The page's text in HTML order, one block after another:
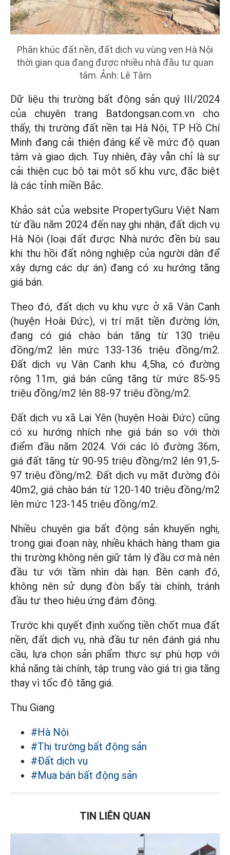
Phân khúc đất nền, đất dịch vụ vùng ven Hà Nội
thời gian qua đang được nhiều nhà đầu tư quan
tâm. Ảnh: Lê Tâm
Dữ liệu thị trường bất động sản quý III/2024
của chuyên trang Batdongsan.com.vn cho
thấy, thị trường đất nền tại Hà Nội, TP Hồ Chí
Minh đang cải thiện đáng kể về mức độ quan
tâm và giao dịch. Tuy nhiên, đây vẫn chỉ là sự
cải thiện cục bộ tại một số khu vực, đặc biệt
là các tỉnh miền Bắc.
Khảo sát của website PropertyGuru Việt Nam
từ đầu năm 2024 đến nay ghi nhận, đất dịch vụ
Hà Nội (loại đất được Nhà nước đền bù sau
khi thu hồi đất nông nghiệp của người dân để
xây dựng các dự án) đang có xu hướng tăng
giá bán.
Theo đó, đất dịch vụ khu vực ở xã Vân Canh
(huyện Hoài Đức), vị trí mặt tiền đường lớn,
đang có giá chào bán tăng từ 130 triệu
đồng/m2 lên mức 133-136 triệu đồng/m2.
Đất dịch vụ Vân Canh khu 4,5ha, có đường
rộng 11m, giá bán cũng tăng từ mức 85-95
triệu đồng/m2 lên 88-97 triệu đồng/m2.
Đất dịch vụ xã Lại Yên (huyện Hoài Đức) cũng
có xu hướng nhích nhẹ giá bán so với thời
điểm đầu năm 2024. Với các lô đường 36m,
giá đất tăng từ 90-95 triệu đồng/m2 lên 91,5-
97 triệu đồng/m2. Đất dịch vụ mặt đường đôi
40m2, giá chào bán từ 120-140 triệu đồng/m2
lên mức 123-145 triệu đồng/m2.
Nhiều chuyên gia bất động sản khuyến nghị,
trong giai đoạn này, nhiều khách hàng tham gia
thị trường không nên giữ tâm lý đầu cơ mà nên
đầu tư với tầm nhìn dài hạn. Bên cạnh đó,
không nên sử dụng đòn bẩy tài chính, tránh
đầu tư theo hiệu ứng đám đông.
Trước khi quyết định xuống tiền chốt mua đất
nền, đất dịch vụ, nhà đầu tư nên đánh giá nhu
cầu, lựa chọn sản phẩm thực sự phù hợp với
khả năng tài chính, tập trung vào giá trị gia tăng
thay vì tốc độ tăng giá.
Thu Giang
#Hà Nội
#Thị trường bất động sản
#Đất dịch vụ
#Mua bán bất động sản
TIN LIÊN QUAN